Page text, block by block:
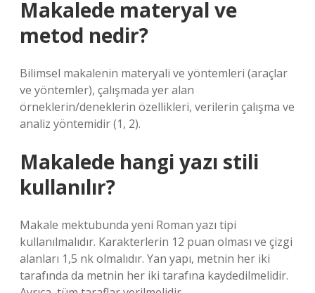
Makalede materyal ve
metod nedir?
Bilimsel makalenin materyali ve yöntemleri (araçlar
ve yöntemler), çalışmada yer alan
örneklerin/deneklerin özellikleri, verilerin çalışma ve
analiz yöntemidir (1, 2).
Makalede hangi yazı stili
kullanılır?
Makale mektubunda yeni Roman yazı tipi
kullanılmalıdır. Karakterlerin 12 puan olması ve çizgi
alanları 1,5 nk olmalıdır. Yan yapı, metnin her iki
tarafında da metnin her iki tarafına kaydedilmelidir.